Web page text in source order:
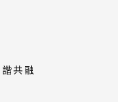
共融